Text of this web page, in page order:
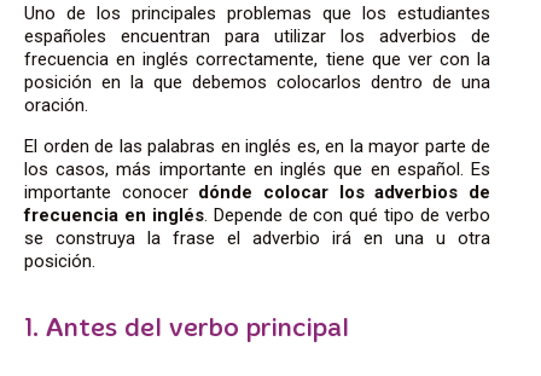
Uno de los principales problemas que los estudiantes
españoles encuentran para utilizar los adverbios de
frecuencia en inglés correctamente, tiene que ver con la
posición en la que debemos colocarlos dentro de una
oración.
El orden de las palabras en inglés es, en la mayor parte de
los casos, más importante en inglés que en español. Es
importante conocerdónde colocar los adverbios de
frecuencia en inglés. Depende de con qué tipo de verbo
se construya la frase el adverbio irá en una u otra
posición.
1. Antes del verbo principal